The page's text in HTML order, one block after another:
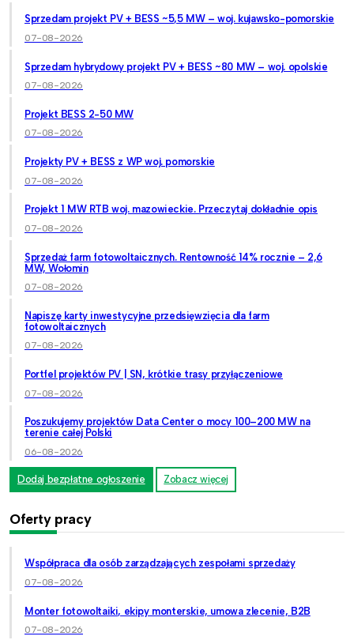
Sprzedam projekt PV + BESS ~5,5 MW – woj. kujawsko-pomorskie
07-08-2026
Sprzedam hybrydowy projekt PV + BESS ~80 MW – woj. opolskie
07-08-2026
Projekt BESS 2-50 MW
07-08-2026
Projekty PV + BESS z WP woj. pomorskie
07-08-2026
Projekt 1 MW RTB woj. mazowieckie. Przeczytaj dokładnie opis
07-08-2026
Sprzedaż farm fotowoltaicznych. Rentowność 14% rocznie – 2,6
MW, Wołomin
07-08-2026
Napiszę karty inwestycyjne przedsięwzięcia dla farm
fotowoltaicznych
07-08-2026
Portfel projektów PV | SN, krótkie trasy przyłączeniowe
07-08-2026
Poszukujemy projektów Data Center o mocy 100–200 MW na
terenie całej Polski
06-08-2026
Dodaj bezpłatne ogłoszenie Zobacz więcej
Oferty pracy
Współpraca dla osób zarządzających zespołami sprzedaży
07-08-2026
Monter fotowoltaiki, ekipy monterskie, umowa zlecenie, B2B
07-08-2026